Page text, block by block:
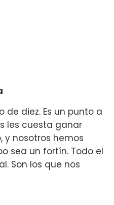
de diez. Es un punto a
les cuesta ganar
y nosotros hemos
sea un fortín. Todo el
Son los que nos